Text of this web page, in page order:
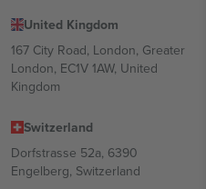
United Kingdom
167 City Road, London, Greater
London, EC1V 1AW, United
Kingdom
Switzerland
Dorfstrasse 52a, 6390
Engelberg, Switzerland